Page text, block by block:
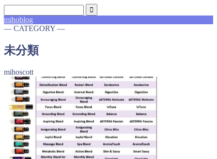
mihoblog
― CATEGORY ―
未分類
mihoscott